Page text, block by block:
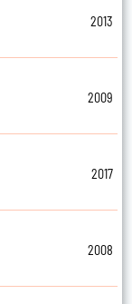
2013
2009
2017
2008